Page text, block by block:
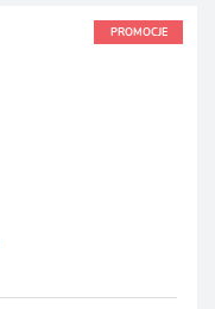
PROMOCJE